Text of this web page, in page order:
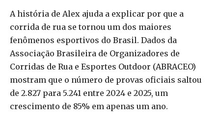
A história de Alex ajuda a explicar por que a
corrida de rua se tornou um dos maiores
fenômenos esportivos do Brasil. Dados da
Associação Brasileira de Organizadores de
Corridas de Rua e Esportes Outdoor (ABRACEO)
mostram que o número de provas oficiais saltou
de 2.827 para 5.241 entre 2024 e 2025, um
crescimento de 85% em apenas um ano.